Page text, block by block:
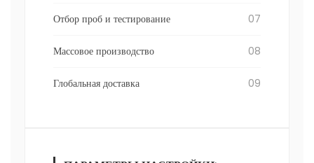
Отбор проб и тестирование 07
Массовое производство 08
Глобальная доставка 09